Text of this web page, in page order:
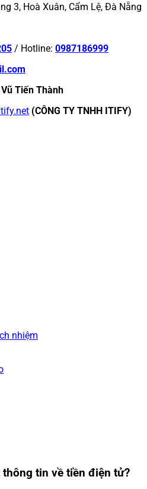
3, Hoà Xuân, Cẩm Lệ, Đà Nẵng
/ Hotline: 0987186999
Vũ Tiến Thành
(CÔNG TY TNHH ITIFY)
nhiệm
thông tin về tiền điện tử?